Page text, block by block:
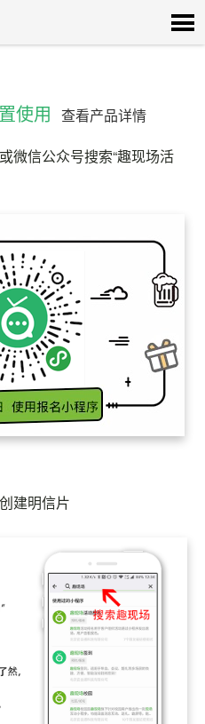
使用 查看产品详情
微信公众号搜索“趣现场活
建明信片